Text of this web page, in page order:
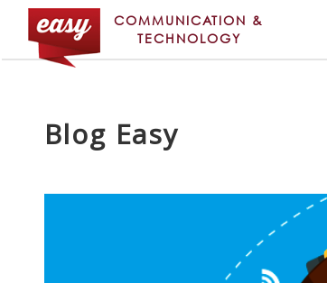
COMMUNICATION &
TECHNOLOGY
Blog Easy